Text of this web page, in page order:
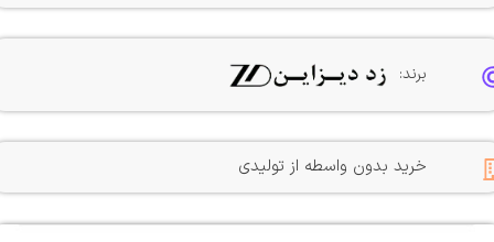
برند:
خرید بدون واسطه از تولیدی